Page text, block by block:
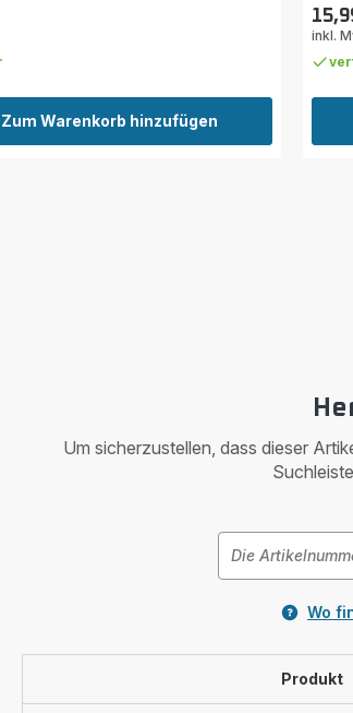
Zum Warenkorb hinzufügen
Preis
inkl.
Um sicherzustellen, dass dieser
Wo
Produkt